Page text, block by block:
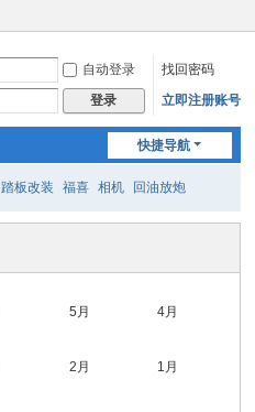
自动登录
找回密码
登录 立即注册账号
快捷导航
踏板改装 福喜 相机 回油放炮
5月 4月
2月 1月